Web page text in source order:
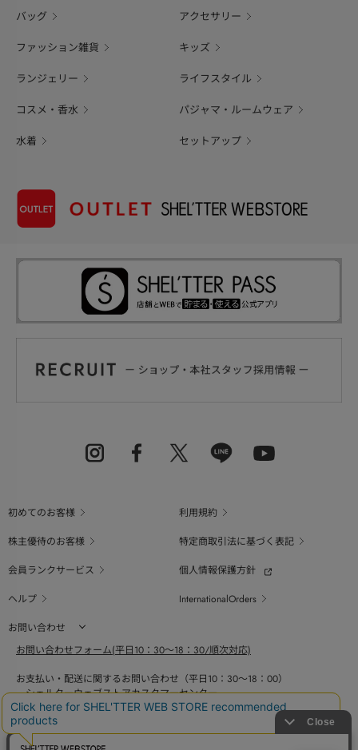
バッグ アクセサリー
ファッション雑貨 キッズ
ランジェリー ライフスタイル
コスメ・香水 パジャマ・ルームウェア
水着 セットアップ
初めてのお客様
利用規約
株主優待のお客様
特定商取引法に基づく表記
会員ランクサービス
個人情報保護方針
ヘルプ
InternationalOrders
お問い合わせ
お問い合わせフォーム(平日10：30～18：30/順次対応)
お支払い・配送に関するお問い合わせ（平日10：30～18：00）
シェルターウェブストアカスタマーセンター
0800-123-6820
商品の素材、サイズ、仕様等に関するお問い合せ（平日10：30～18：00）
バロックジャパンリミテッドコールセンター